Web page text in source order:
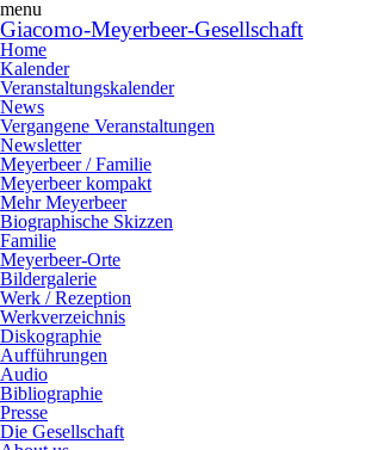
menu
Giacomo-Meyerbeer-Gesellschaft
Home
Kalender
Veranstaltungskalender
News
Vergangene Veranstaltungen
Newsletter
Meyerbeer / Familie
Meyerbeer kompakt
Mehr Meyerbeer
Biographische Skizzen
Familie
Meyerbeer-Orte
Bildergalerie
Werk / Rezeption
Werkverzeichnis
Diskographie
Aufführungen
Audio
Bibliographie
Presse
Die Gesellschaft